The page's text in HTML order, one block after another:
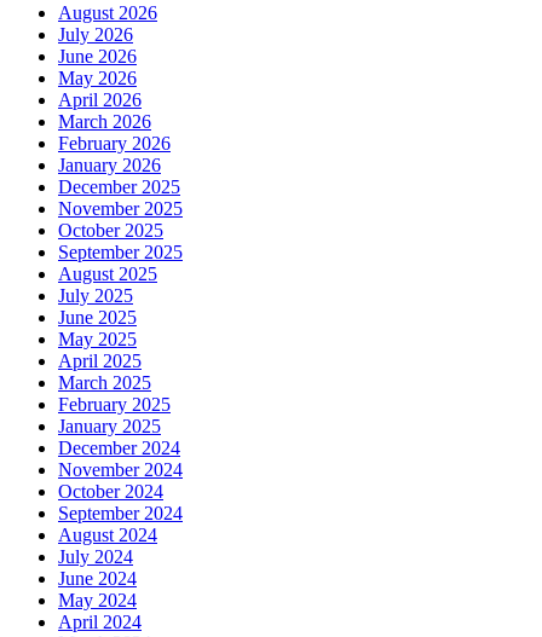
August 2026
July 2026
June 2026
May 2026
April 2026
March 2026
February 2026
January 2026
December 2025
November 2025
October 2025
September 2025
August 2025
July 2025
June 2025
May 2025
April 2025
March 2025
February 2025
January 2025
December 2024
November 2024
October 2024
September 2024
August 2024
July 2024
June 2024
May 2024
April 2024